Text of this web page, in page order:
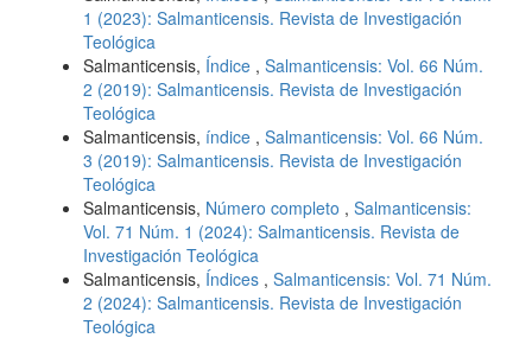
1 (2023): Salmanticensis. Revista de Investigación
Teológica
Salmanticensis, Índice , Salmanticensis: Vol. 66 Núm.
2 (2019): Salmanticensis. Revista de Investigación
Teológica
Salmanticensis, índice , Salmanticensis: Vol. 66 Núm.
3 (2019): Salmanticensis. Revista de Investigación
Teológica
Salmanticensis, Número completo , Salmanticensis:
Vol. 71 Núm. 1 (2024): Salmanticensis. Revista de
Investigación Teológica
Salmanticensis, Índices , Salmanticensis: Vol. 71 Núm.
2 (2024): Salmanticensis. Revista de Investigación
Teológica